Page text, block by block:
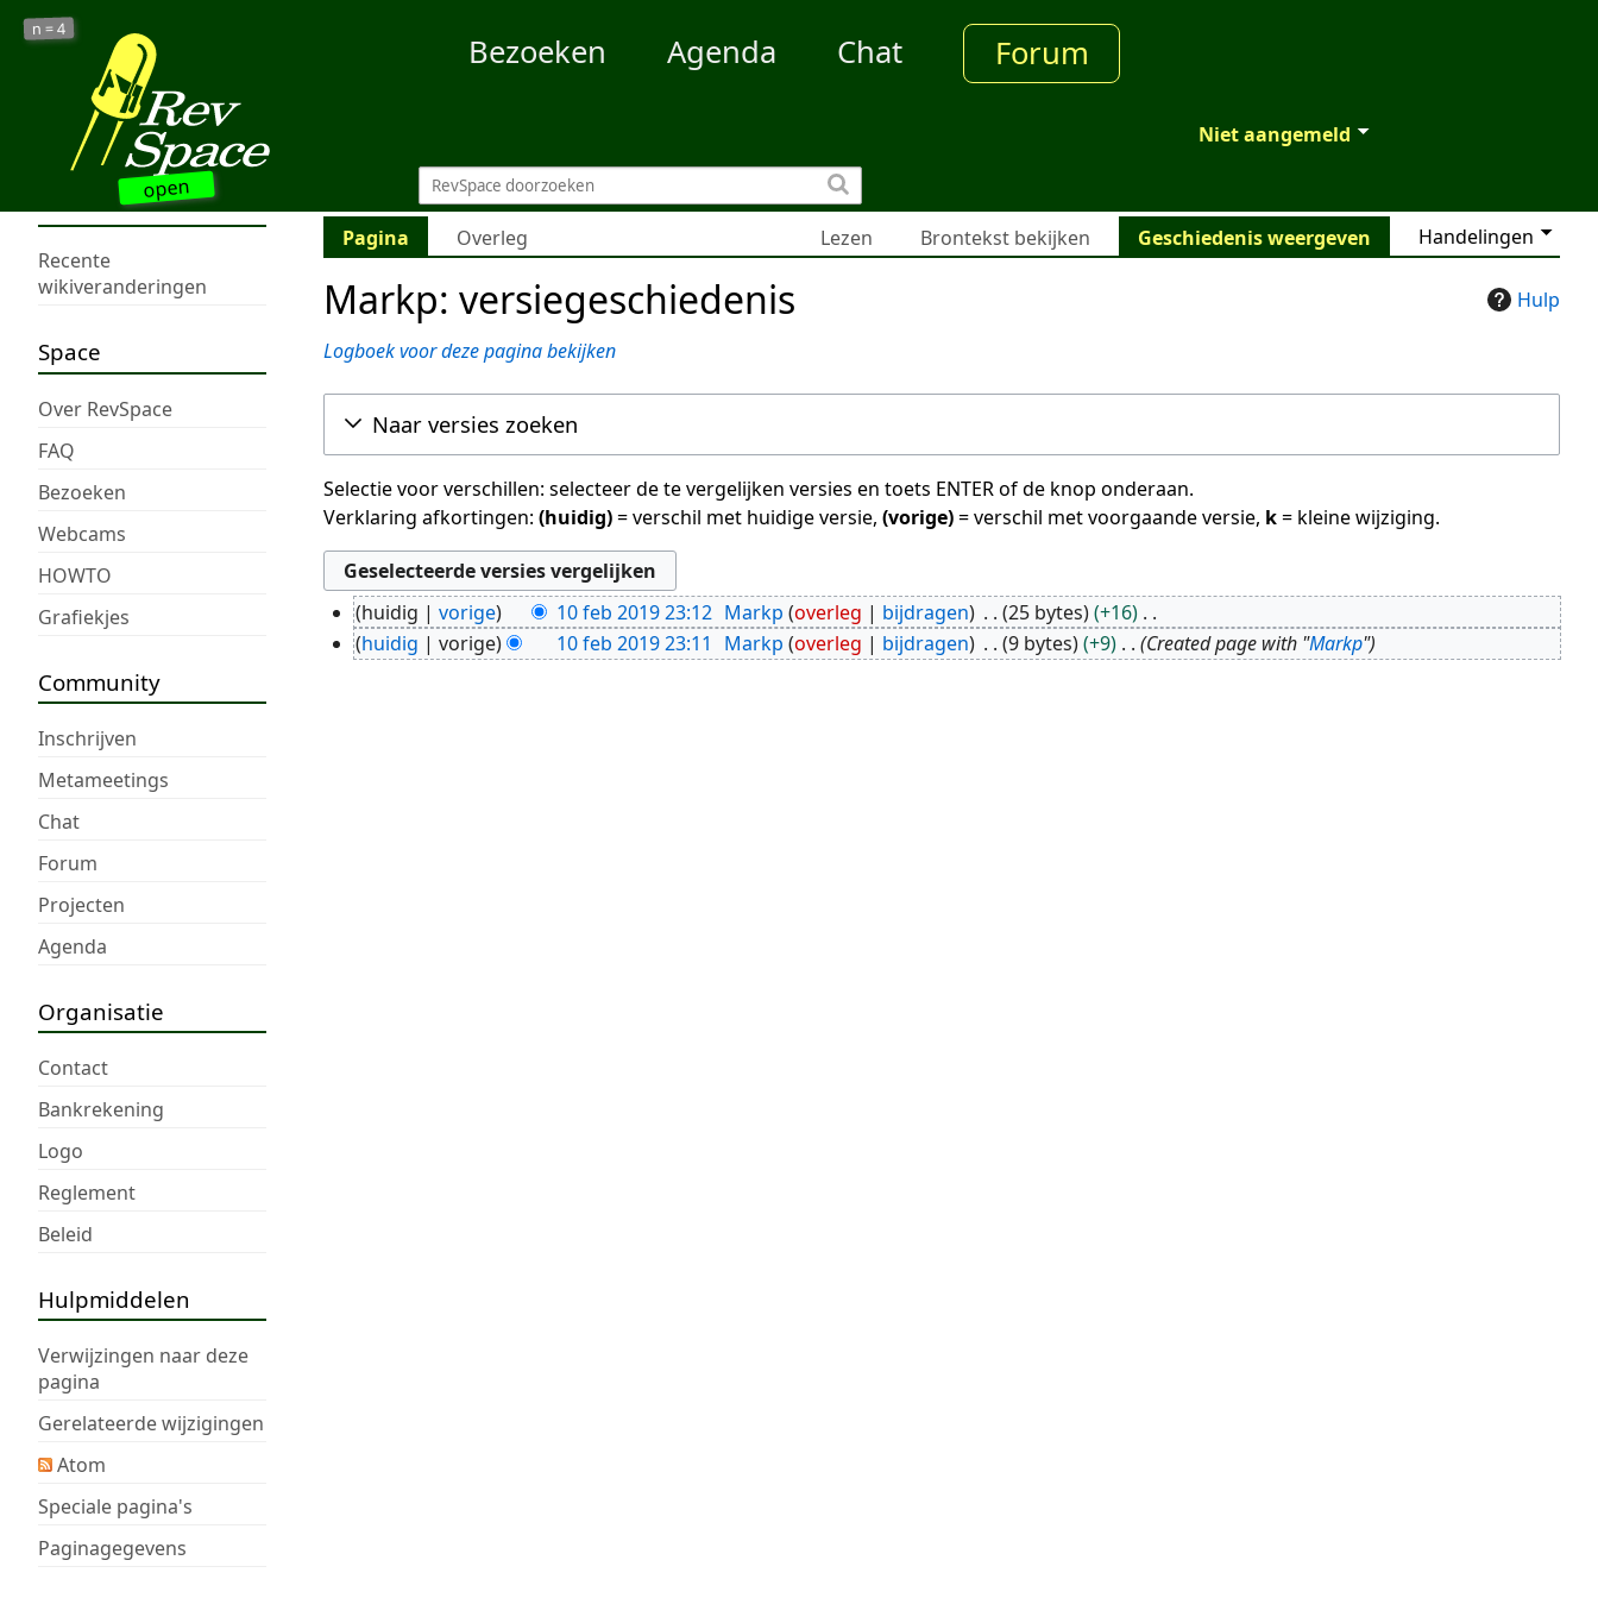
open
n =4
Bezoeken Agenda Chat Forum
Niet aangemeld
Recente
wikiveranderingen
Space
Over RevSpace
FAQ
Bezoeken
Webcams
HOWTO
Grafiekjes
Community
Inschrijven
Metameetings
Chat
Forum
Projecten
Agenda
Organisatie
Contact
Bankrekening
Logo
Reglement
Beleid
Hulpmiddelen
Verwijzingen naar deze
pagina
Gerelateerde wijzigingen
Atom
Speciale pagina's
Paginagegevens
Pagina Overleg Handelingen
Lezen Brontekst bekijken Geschiedenis weergeven
Hulp
Markp: versiegeschiedenis
Logboek voor deze pagina bekijken
Naar versies zoeken
Selectie voor verschillen: selecteer de te vergelijken versies en toets ENTER of de knop onderaan.
Verklaring afkortingen: (huidig)= verschil met huidige versie, (vorige)= verschil met voorgaande versie, k= kleine wijziging.
10
feb
huidig vorige 10 feb 2019 23:12 Markp overleg bijdragen 25 bytes
+16
G
e
huidig vorige 10 feb 2019 23:11 Markp overleg bijdragen 9 bytes +9 Created page with "Markp"